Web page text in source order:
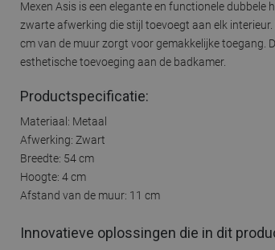
Mexen Asis is een elegante en functionele
zwarte afwerking die stijl toevoegt aan elk
cm van de muur zorgt voor gemakkelijke toegang.
esthetische toevoeging aan de badkamer.
Productspecificatie:
Materiaal: Metaal
Afwerking: Zwart
Breedte: 54 cm
Hoogte: 4 cm
Afstand van de muur: 11 cm
Innovatieve oplossingen die in dit